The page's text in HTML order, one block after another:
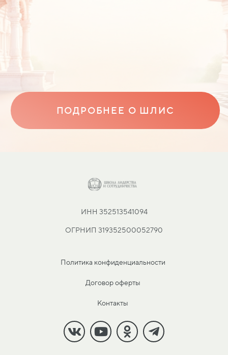
ПОДРОБНЕЕ О ШЛИС
ИНН 352513541094
ОГРНИП 319352500052790
Политика конфиденциальности
Договор оферты
Контакты